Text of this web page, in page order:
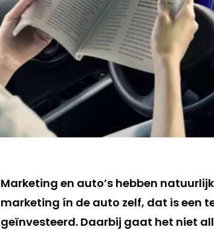
Marketing en auto’s hebben
marketing ín de auto zelf, dat is een
geïnvesteerd. Daarbij gaat het niet